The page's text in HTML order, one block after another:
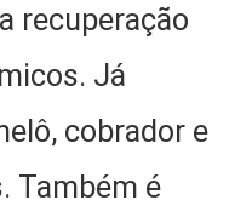
recuperação
Já
cobrador e
Também é